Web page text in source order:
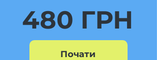
Почати
480 ГРН